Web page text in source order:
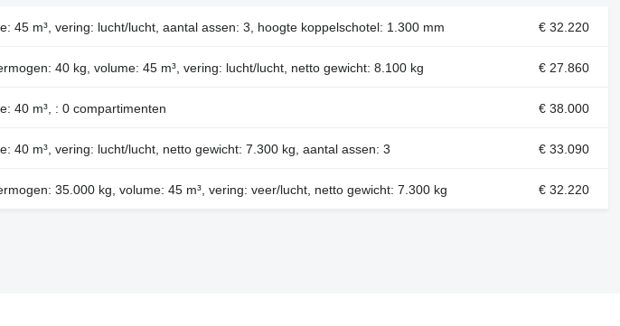
45 m³, vering: lucht/lucht, aantal assen: 3, hoogte koppelschotel: 1.300 mm € 32.220
40 kg, volume: 45 m³, vering: lucht/lucht, netto gewicht: 8.100 kg € 27.860
40 m³, : 0 compartimenten € 38.000
40 m³, vering: lucht/lucht, netto gewicht: 7.300 kg, aantal assen: 3 € 33.090
35.000 kg, volume: 45 m³, vering: veer/lucht, netto gewicht: 7.300 kg
€ 32.220